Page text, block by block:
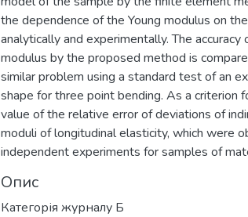
the dependence of the Young modulus on
analytically and experimentally. The
modulus by the proposed method is
similar problem using a standard test of an
shape for three point bending. As a criterion
value of the relative error of deviations of
moduli of longitudinal elasticity, which were
independent experiments for samples of
Опис
Категорія журналу Б